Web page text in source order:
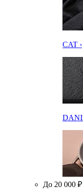
CAT ›
До 20 000 ₽